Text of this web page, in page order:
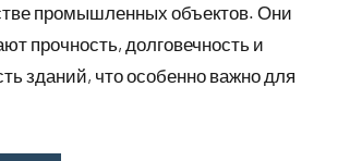
промышленных объектов. Они
прочность, долговечность и
зданий, что особенно важно для